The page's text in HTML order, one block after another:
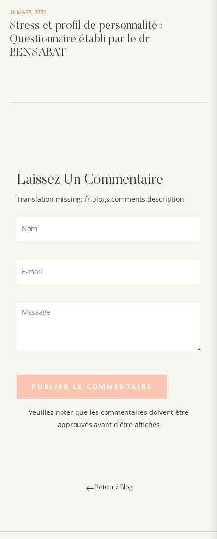
18 MARS, 2022
Stress et profil de personnalité :
Questionnaire établi par le dr
BENSABAT
Laissez Un Commentaire
Translation missing: fr.blogs.comments.description
Message
Veuillez noter que les commentaires doivent être
approuvés avant d'être affichés
Retour à Blog